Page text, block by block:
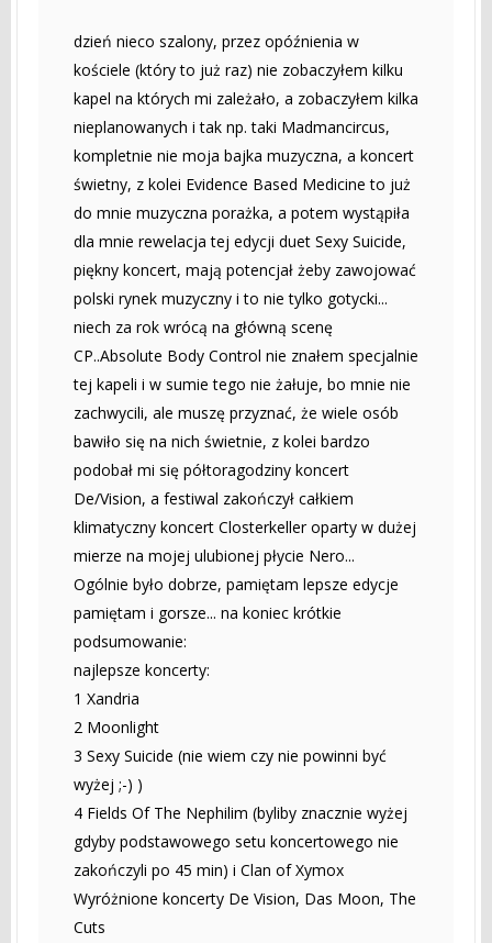
dzień nieco szalony, przez opóźnienia w
kościele (który to już raz) nie zobaczyłem kilku
kapel na których mi zależało, a zobaczyłem kilka
nieplanowanych i tak np. taki Madmancircus,
kompletnie nie moja bajka muzyczna, a koncert
świetny, z kolei Evidence Based Medicine to już
do mnie muzyczna porażka, a potem wystąpiła
dla mnie rewelacja tej edycji duet Sexy Suicide,
piękny koncert, mają potencjał żeby zawojować
polski rynek muzyczny i to nie tylko gotycki...
niech za rok wrócą na główną scenę
CP..Absolute Body Control nie znałem specjalnie
tej kapeli i w sumie tego nie żałuje, bo mnie nie
zachwycili, ale muszę przyznać, że wiele osób
bawiło się na nich świetnie, z kolei bardzo
podobał mi się półtoragodziny koncert
De/Vision, a festiwal zakończył całkiem
klimatyczny koncert Closterkeller oparty w dużej
mierze na mojej ulubionej płycie Nero...
Ogólnie było dobrze, pamiętam lepsze edycje
pamiętam i gorsze... na koniec krótkie
podsumowanie:
najlepsze koncerty:
1 Xandria
2 Moonlight
3 Sexy Suicide (nie wiem czy nie powinni być
wyżej ;-) )
4 Fields Of The Nephilim (byliby znacznie wyżej
gdyby podstawowego setu koncertowego nie
zakończyli po 45 min) i Clan of Xymox
Wyróżnione koncerty De Vision, Das Moon, The
Cuts